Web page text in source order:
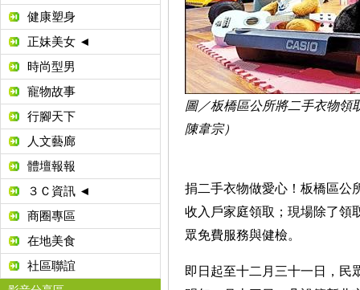
健康塑身
正妹美女 ◄
時尚型男
寵物故事
行腳天下
人文藝廊
體壇報報
３Ｃ資訊 ◄
商圈專區
在地美食
社區聯誼
圖／板橋區公所將二手衣物領
陳韋宗）
捐二手衣物做愛心！板橋區公
收入戶家庭領取；現場除了領
眾免費服務與健檢。
即日起至十二月三十一日，民